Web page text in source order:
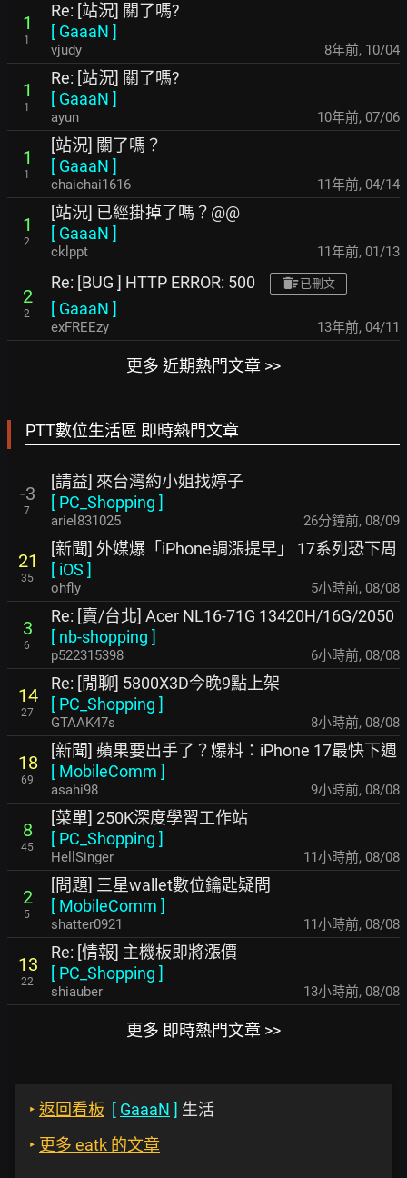
1
1
Re: [站況] 關了嗎?
[ GaaaN ]
vjudy 8年前, 10/04
1
1
Re: [站況] 關了嗎?
[ GaaaN ]
ayun 10年前, 07/06
1
1
[站況] 關了嗎？
[ GaaaN ]
chaichai1616 11年前, 04/14
1
2
[站況] 已經掛掉了嗎？@@
[ GaaaN ]
cklppt 11年前, 01/13
2
2
Re: [BUG ] HTTP ERROR: 500 已刪文
[ GaaaN ]
exFREEzy 13年前, 04/11
更多 近期熱門文章 >>
PTT數位生活區 即時熱門文章
-3
7
[請益] 來台灣約小姐找婷子
[ PC_Shopping ]
ariel831025 26分鐘前, 08/09
21
35
[新聞] 外媒爆「iPhone調漲提早」 17系列恐下周
[ iOS ]
ohfly 5小時前, 08/08
3
6
Re: [賣/台北] Acer NL16-71G 13420H/16G/2050
[ nb-shopping ]
p522315398 6小時前, 08/08
14
27
Re: [閒聊] 5800X3D今晚9點上架
[ PC_Shopping ]
GTAAK47s 8小時前, 08/08
18
69
[新聞] 蘋果要出手了？爆料：iPhone 17最快下週
[ MobileComm ]
asahi98 9小時前, 08/08
8
45
[菜單] 250K深度學習工作站
[ PC_Shopping ]
HellSinger 11小時前, 08/08
2
5
[問題] 三星wallet數位鑰匙疑問
[ MobileComm ]
shatter0921 11小時前, 08/08
13
22
Re: [情報] 主機板即將漲價
[ PC_Shopping ]
shiauber 13小時前, 08/08
更多 即時熱門文章 >>
‣ 返回看板 [ GaaaN ] 生活
‣ 更多 eatk 的文章